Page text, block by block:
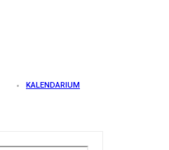
KALENDARIUM